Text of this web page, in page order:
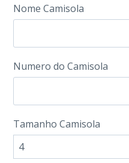
Nome Camisola
Numero do Camisola
Tamanho Camisola